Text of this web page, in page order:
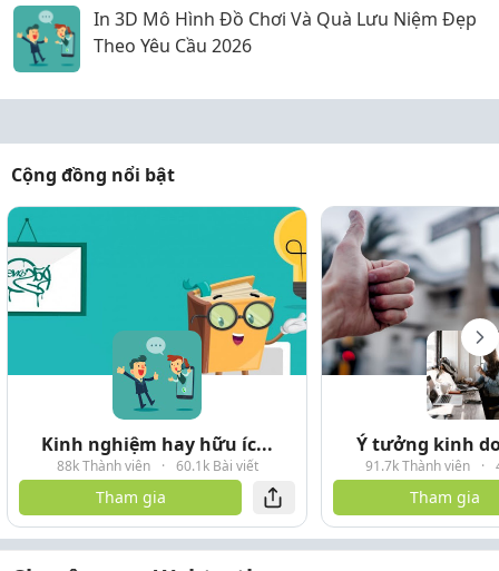
In 3D Mô Hình Đồ Chơi Và Quà Lưu Niệm Đẹp
Theo Yêu Cầu 2026
Cộng đồng nổi bật
Kinh nghiệm hay hữu íc...
88k Thành viên · 60.1k Bài viết
Tham gia
Ý tưởng kinh
91.7k Thành viên ·
Tham gia